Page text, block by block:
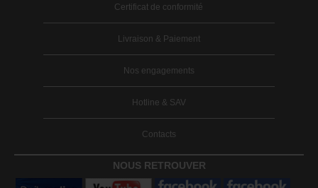
Certificat de conformité
Livraison & Paiement
Nos engagements
Hotline & SAV
Contacts
NOUS RETROUVER